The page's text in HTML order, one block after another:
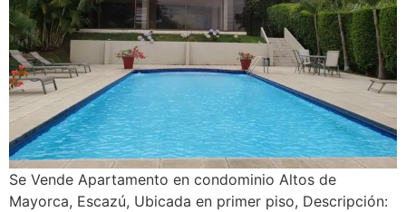
Se Vende Apartamento en condominio Altos de
Mayorca, Escazú, Ubicada en primer piso, Descripción: